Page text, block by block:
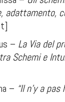
adattamento,
– La Via del
Schemi e
– “Il n’y a